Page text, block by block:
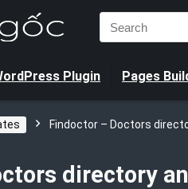
Search
for:
Plugin Pages
Findoctor – Doctors
directory